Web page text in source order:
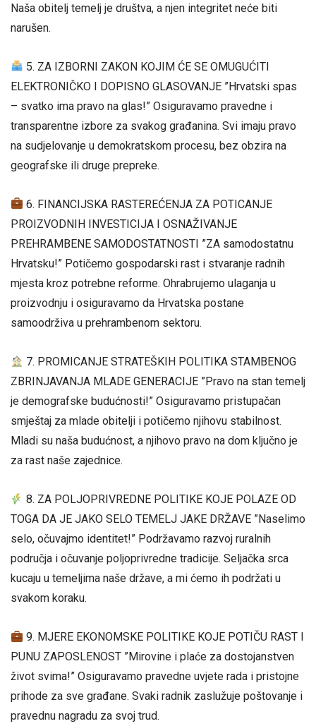
Naša obitelj temelj je društva, a njen integritet neće biti
narušen.
5. ZA IZBORNI ZAKON KOJIM ĆE SE OMUGUĆITI
ELEKTRONIČKO I DOPISNO GLASOVANJE ”Hrvatski spas
– svatko ima pravo na glas!” Osiguravamo pravedne i
transparentne izbore za svakog građanina. Svi imaju pravo
na sudjelovanje u demokratskom procesu, bez obzira na
geografske ili druge prepreke.
6. FINANCIJSKA RASTEREĆENJA ZA POTICANJE
PROIZVODNIH INVESTICIJA I OSNAŽIVANJE
PREHRAMBENE SAMODOSTATNOSTI ”ZA samodostatnu
Hrvatsku!” Potičemo gospodarski rast i stvaranje radnih
mjesta kroz potrebne reforme. Ohrabrujemo ulaganja u
proizvodnju i osiguravamo da Hrvatska postane
samoodrživa u prehrambenom sektoru.
7. PROMICANJE STRATEŠKIH POLITIKA STAMBENOG
ZBRINJAVANJA MLADE GENERACIJE ”Pravo na stan temelj
je demografske budućnosti!” Osiguravamo pristupačan
smještaj za mlade obitelji i potičemo njihovu stabilnost.
Mladi su naša budućnost, a njihovo pravo na dom ključno je
za rast naše zajednice.
8. ZA POLJOPRIVREDNE POLITIKE KOJE POLAZE OD
TOGA DA JE JAKO SELO TEMELJ JAKE DRŽAVE ”Naselimo
selo, očuvajmo identitet!” Podržavamo razvoj ruralnih
područja i očuvanje poljoprivredne tradicije. Seljačka srca
kucaju u temeljima naše države, a mi ćemo ih podržati u
svakom koraku.
9. MJERE EKONOMSKE POLITIKE KOJE POTIČU RAST I
PUNU ZAPOSLENOST ”Mirovine i plaće za dostojanstven
život svima!” Osiguravamo pravedne uvjete rada i pristojne
prihode za sve građane. Svaki radnik zaslužuje poštovanje i
pravednu nagradu za svoj trud.